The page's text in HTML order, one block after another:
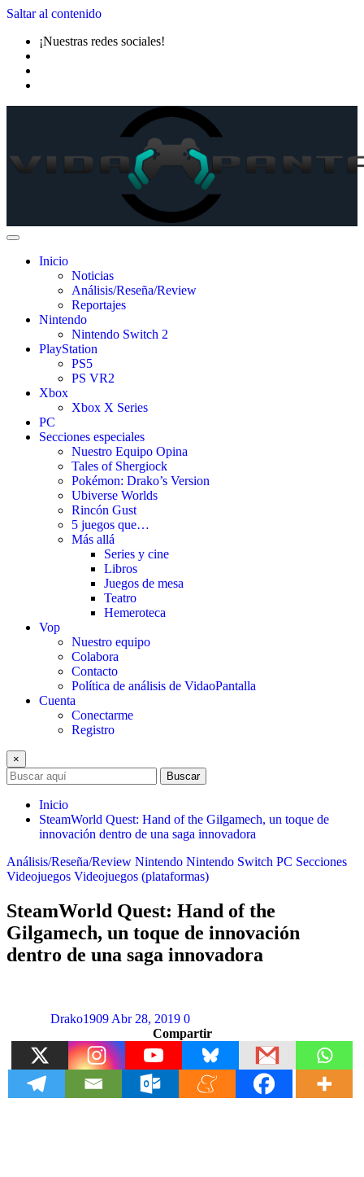
Saltar al contenido
¡Nuestras redes sociales!
Inicio
Noticias
Análisis/Reseña/Review
Reportajes
Nintendo
Nintendo Switch 2
PlayStation
PS5
PS VR2
Xbox
Xbox X Series
PC
Secciones especiales
Nuestro Equipo Opina
Tales of Shergiock
Pokémon: Drako’s Version
Ubiverse Worlds
Rincón Gust
5 juegos que…
Más allá
Series y cine
Libros
Juegos de mesa
Teatro
Hemeroteca
Vop
Nuestro equipo
Colabora
Contacto
Política de análisis de VidaoPantalla
Cuenta
Conectarme
Registro
×
Buscar
Inicio
SteamWorld Quest: Hand of the Gilgamech, un toque de
innovación dentro de una saga innovadora
Análisis/Reseña/Review Nintendo Nintendo Switch PC Secciones
Videojuegos Videojuegos (plataformas)
SteamWorld Quest: Hand of the
Gilgamech, un toque de innovación
dentro de una saga innovadora
Drako1909 Abr 28, 2019 0
Compartir